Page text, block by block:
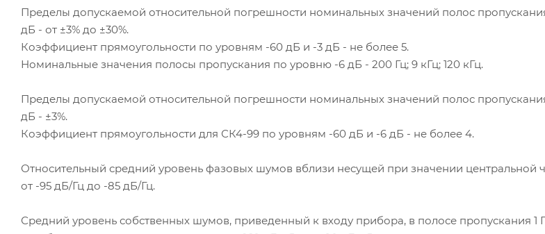
Пределы допускаемой относительной погрешности номинальных значений полос
дБ - от ±3% до ±30%.
Коэффициент прямоугольности по уровням -60 дБ и -3 дБ - не более 5.
Номинальные значения полосы пропускания по уровню -6 дБ - 200 Гц; 9 кГц; 120 кГц.
Пределы допускаемой относительной погрешности номинальных значений полос
дБ - ±3%.
Коэффициент прямоугольности для СК4-99 по уровням -60 дБ и -6 дБ - не более 4.
Относительный средний уровень фазовых шумов вблизи несущей при значении центральной
от -95 дБ/Гц до -85 дБ/Гц.
Средний уровень собственных шумов, приведенный к входу прибора, в полосе пропускания 1